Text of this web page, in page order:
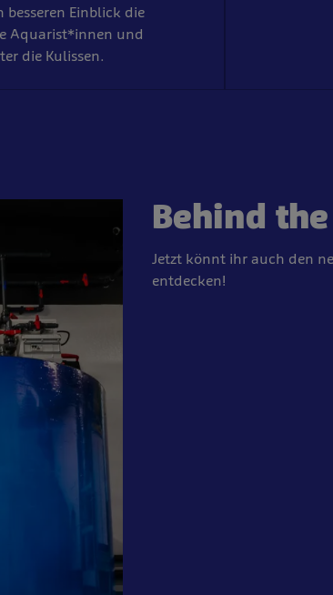
besseren Einblick die
Aquarist*innen und
die Kulissen.
Behind
Jetzt könnt ihr auch den
entdecken!